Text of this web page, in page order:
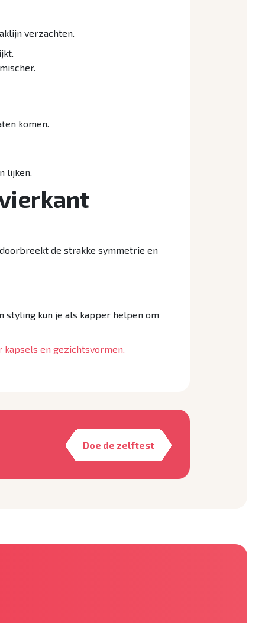
verzachten.
komen.
lijken.
de strakke symmetrie en
styling kun je als kapper helpen om
kapsels en gezichtsvormen.
Doe de zelftest